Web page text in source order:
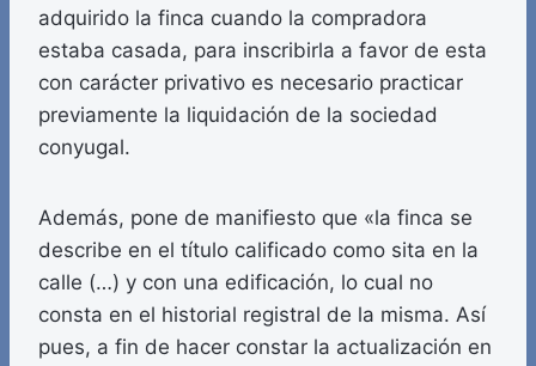
adquirido la finca cuando la compradora
estaba casada, para inscribirla a favor de esta
con carácter privativo es necesario practicar
previamente la liquidación de la sociedad
conyugal.
Además, pone de manifiesto que «la finca se
describe en el título calificado como sita en la
calle (…) y con una edificación, lo cual no
consta en el historial registral de la misma. Así
pues, a fin de hacer constar la actualización en